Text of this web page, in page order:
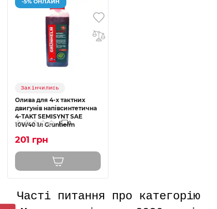
Закінчились
Олива для 4-х тактних
двигунів напівсинтетична
4-TAKT SEMISYNT SAE
10W40 1л Grunhelm
0
201 грн
Часті питання про категорію